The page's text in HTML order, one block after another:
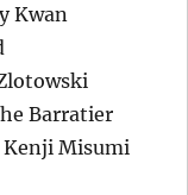
Kwan
Barratier
Kenji Misumi